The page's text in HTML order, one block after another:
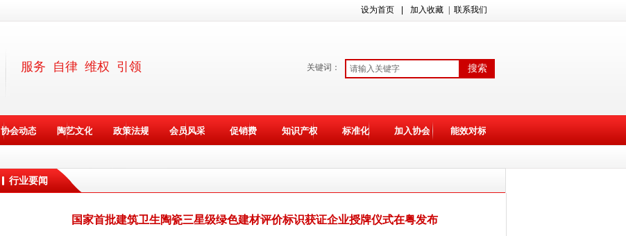
协会动态 陶艺文化 政策法规 会员风采 促销费 知识产权 标准化 加入协会 能效对标
设为首页 加入收藏
服务 自律 维权 引领
| 联系我们
关键词： 搜索
行业要闻
国家首批建筑卫生陶瓷三星级绿色建材评价标识获证企业授牌仪式在粤发布